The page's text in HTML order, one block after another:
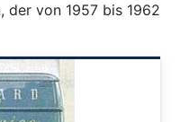
der von 1957 bis 1962